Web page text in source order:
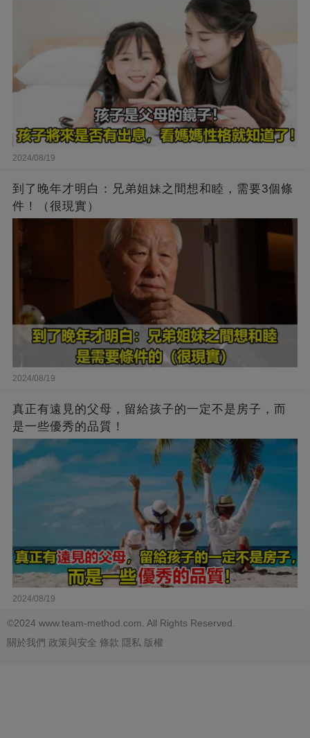
2024/08/19
到了晚年才明白：兄弟姐妹之間想和睦，需要3個條
件！（很現實）
2024/08/19
真正有遠見的父母，留給孩子的一定不是房子，而
是一些優秀的品質！
2024/08/19
©2024 www.team-method.com. All Rights Reserved.
關於我們 政策與安全 條款 隱私 版權